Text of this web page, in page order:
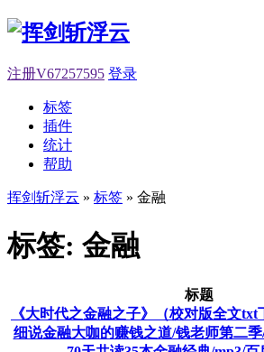
注册V67257595 登录
标签
插件
统计
帮助
挥剑斩浮云 » 标签 » 金融
标签: 金融
标题
《大时代之金融之子》（校对版全文
细说金融大咖的赚钱之道/钱老师第二